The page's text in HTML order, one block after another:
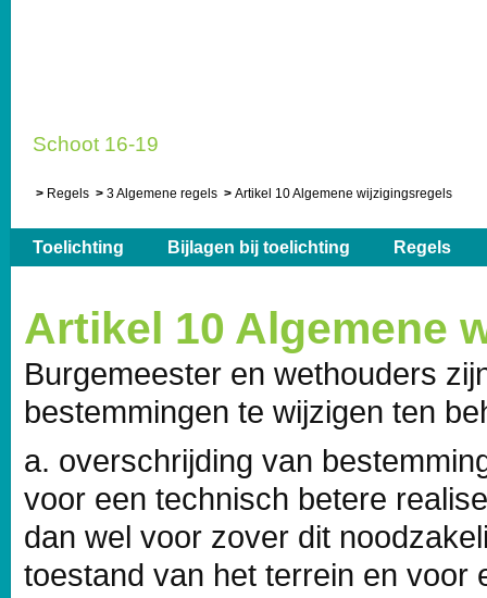
Schoot 16-19
Regels 3 Algemene regels Artikel 10 Algemene wijzigingsregels
Toelichting Bijlagen bij toelichting Regels
Artikel 10 Algemene
Burgemeester en wethouders
bestemmingen te wijzigen ten
a. overschrijding van
voor een technisch betere
dan wel voor zover dit
toestand van het terrein en voor